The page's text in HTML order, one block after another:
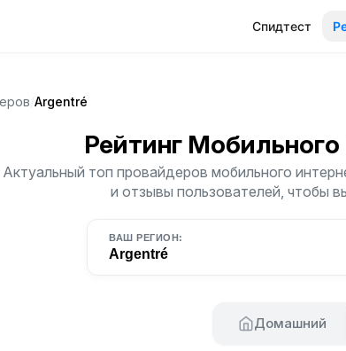
Спидтест
Argentré
Рейтинг Мобильного
Актуальный топ провайдеров мобильного
и отзывы пользователей, чтобы
ВАШ РЕГИОН:
Argentré
Домашний